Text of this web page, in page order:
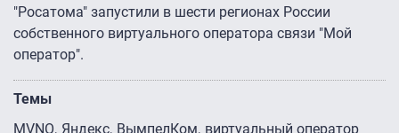
"Росатома" запустили в шести регионах России
собственного виртуального оператора связи "Мой
оператор".
Темы
MVNO Яндекс ВымпелКом виртуальный оператор